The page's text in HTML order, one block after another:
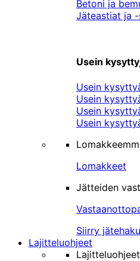
Betoni ja
Jäteastiat ja
Usein
Usein
Usein
Usein
Usein
Lomakkeet
Jätteiden
Siirry
Lajitteluohjeet
Lajitteluohjeet